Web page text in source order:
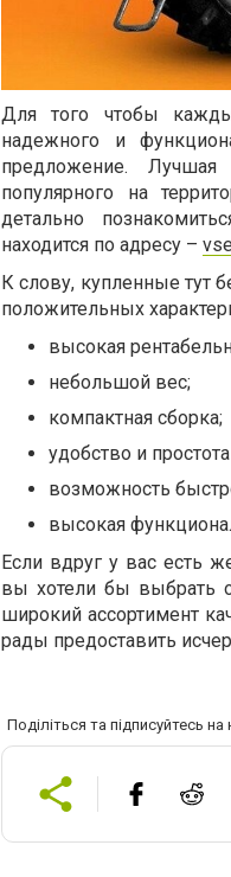
Для того чтобы
надежного и
предложение.
популярного на
детально
находится по адресу –
К слову, купленные тут
положительных
высокая
небольшой вес;
компактная сборка;
удобство и
возможность
высокая
Если вдруг у вас есть
вы хотели бы выбрать
широкий ассортимент
рады предоставить
Поділіться та підписуйтесь